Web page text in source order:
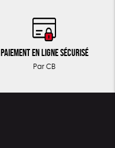
Paiement en ligne sécurisé
Par CB